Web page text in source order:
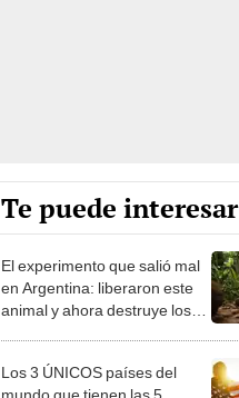
Te puede interesar
en Argentina: liberaron este
animal y ahora destruye los
bosques milenarios de la
Patagonia
mundo que tienen las 5